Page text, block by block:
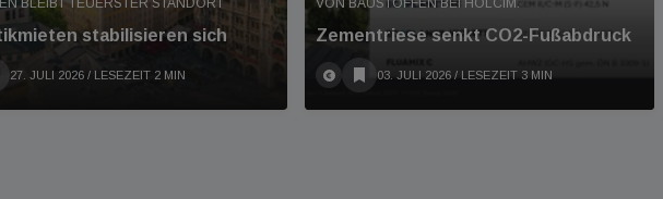
BLEIBT TEUERSTER STANDORT
stabilisieren sich
27. JULI 2026 / LESEZEIT 2 MIN
VON BAUSTOFFEN BEI HOLCIM.
Zementriese senkt CO2-Fußabdruck
03. JULI 2026 / LESEZEIT 3 MIN